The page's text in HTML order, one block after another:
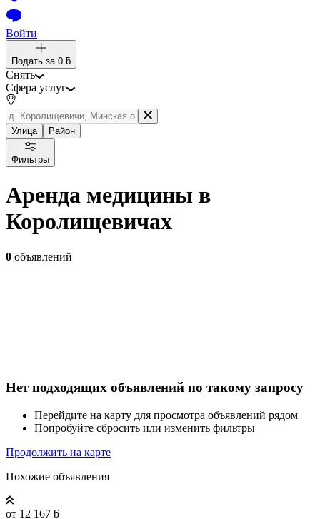
Войти
Подать за 0 ƃ
Снять
Сфера услуг
Улица Район
Фильтры
Аренда медицины в
Королищевичах
0 объявлений
Нет подходящих объявлений по такому запросу
Перейдите на карту для просмотра объявлений рядом
Попробуйте сбросить или изменить фильтры
Продолжить на карте
Похожие объявления
от 12 167 ƃ